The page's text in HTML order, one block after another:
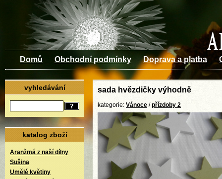
Domů Obchodní podmínky Doprava a platba
vyhledávání
katalog zboží
Aranžmá z naší dílny
Sušina
Umělé květiny
sada hvězdičky výhodně
kategorie: Vánoce /přízdoby 2